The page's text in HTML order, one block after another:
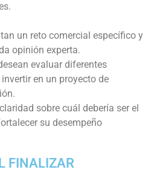
un reto comercial específico y
opinión experta.
evaluar diferentes
en un proyecto de
sobre cuál debería ser el
su desempeño
FINALIZAR